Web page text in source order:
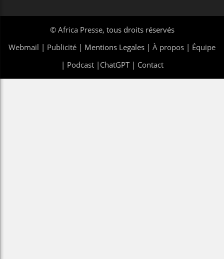
© Africa Presse, tous droits réservés
Webmail | Publicité | Mentions Legales | À propos | Équipe
| Podcast| ChatGPT| Contact